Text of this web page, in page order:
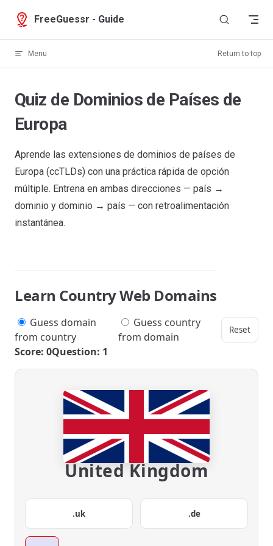
Skip to content
FreeGuessr - Guide
Menu Return to top
Quiz de Dominios de Países de
Europa
Aprende las extensiones de dominios de países de
Europa (ccTLDs) con una práctica rápida de opción
múltiple. Entrena en ambas direcciones — país →
dominio y dominio → país — con retroalimentación
instantánea.
Learn Country Web Domains
Guess domain
from country
Guess country
from domain
Reset
Score: 0Question: 1
United Kingdom
.uk .de